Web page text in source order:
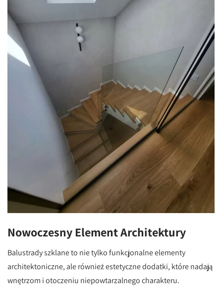
Nowoczesny Element Architektury
Balustrady szklane to nie tylko funkcjonalne elementy
architektoniczne, ale również estetyczne dodatki, które nadają
wnętrzom i otoczeniu niepowtarzalnego charakteru.